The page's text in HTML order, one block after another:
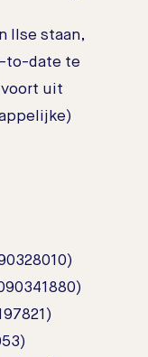
Ilse staan,
to-date te
voort uit